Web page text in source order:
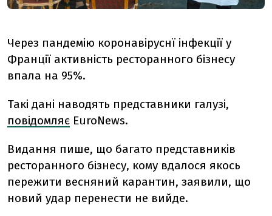
Через пандемію коронавіруснї інфекції у
Франції активність ресторанного бізнесу
впала на 95%.
Такі дані наводять представники галузі,
повідомляє EuroNews.
Видання пише, що багато представників
ресторанного бізнесу, кому вдалося якось
пережити весняний карантин, заявили, що
новий удар перенести не вийде.